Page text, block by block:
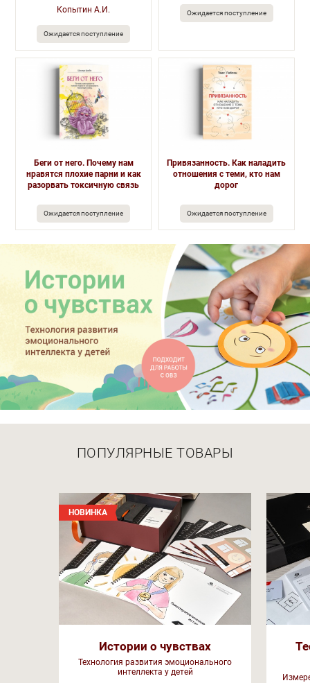
Копытин А.И.
Ожидается поступление
Ожидается поступление
Беги от него. Почему нам
нравятся плохие парни и как
разорвать токсичную связь
Ожидается поступление
Привязанность. Как наладить
отношения с теми, кто нам
дорог
Ожидается поступление
ПОПУЛЯРНЫЕ ТОВАРЫ
НОВИНКА
Истории о чувствах
Технология развития эмоционального
интеллекта у детей